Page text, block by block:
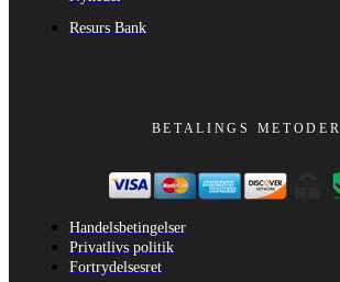
Resurs Bank
BETALINGS METODER
Handelsbetingelser
Privatlivs politik
Fortrydelsesret